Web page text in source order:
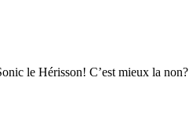
le Hérisson! C’est mieux la non?